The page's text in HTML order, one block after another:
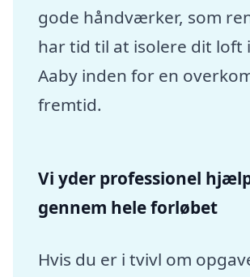
gode håndværker, som
har tid til at isolere dit loft
Aaby inden for en
fremtid.
Vi yder professionel
gennem hele forløbet
Hvis du er i tvivl om